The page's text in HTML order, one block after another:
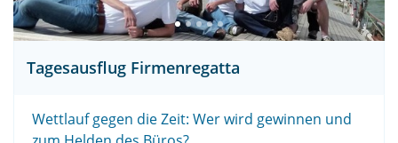
Tagesausflug Firmenregatta
Wettlauf gegen die Zeit: Wer wird gewinnen und